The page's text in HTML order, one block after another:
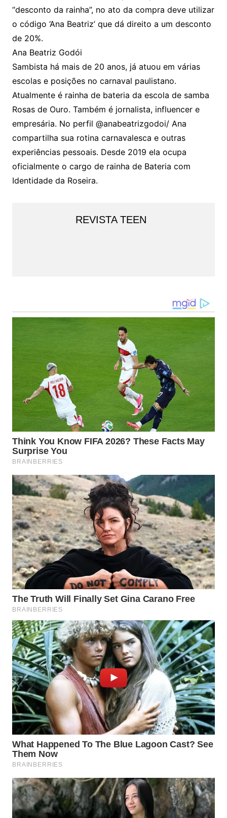
“desconto da rainha”, no ato da compra deve utilizar
o código ‘Ana Beatriz’ que dá direito a um desconto
de 20%.
Ana Beatriz Godói
Sambista há mais de 20 anos, já atuou em várias
escolas e posições no carnaval paulistano.
Atualmente é rainha de bateria da escola de samba
Rosas de Ouro. Também é jornalista, influencer e
empresária. No perfil @anabeatrizgodoi/ Ana
compartilha sua rotina carnavalesca e outras
experiências pessoais. Desde 2019 ela ocupa
oficialmente o cargo de rainha de Bateria com
Identidade da Roseira.
REVISTA TEEN